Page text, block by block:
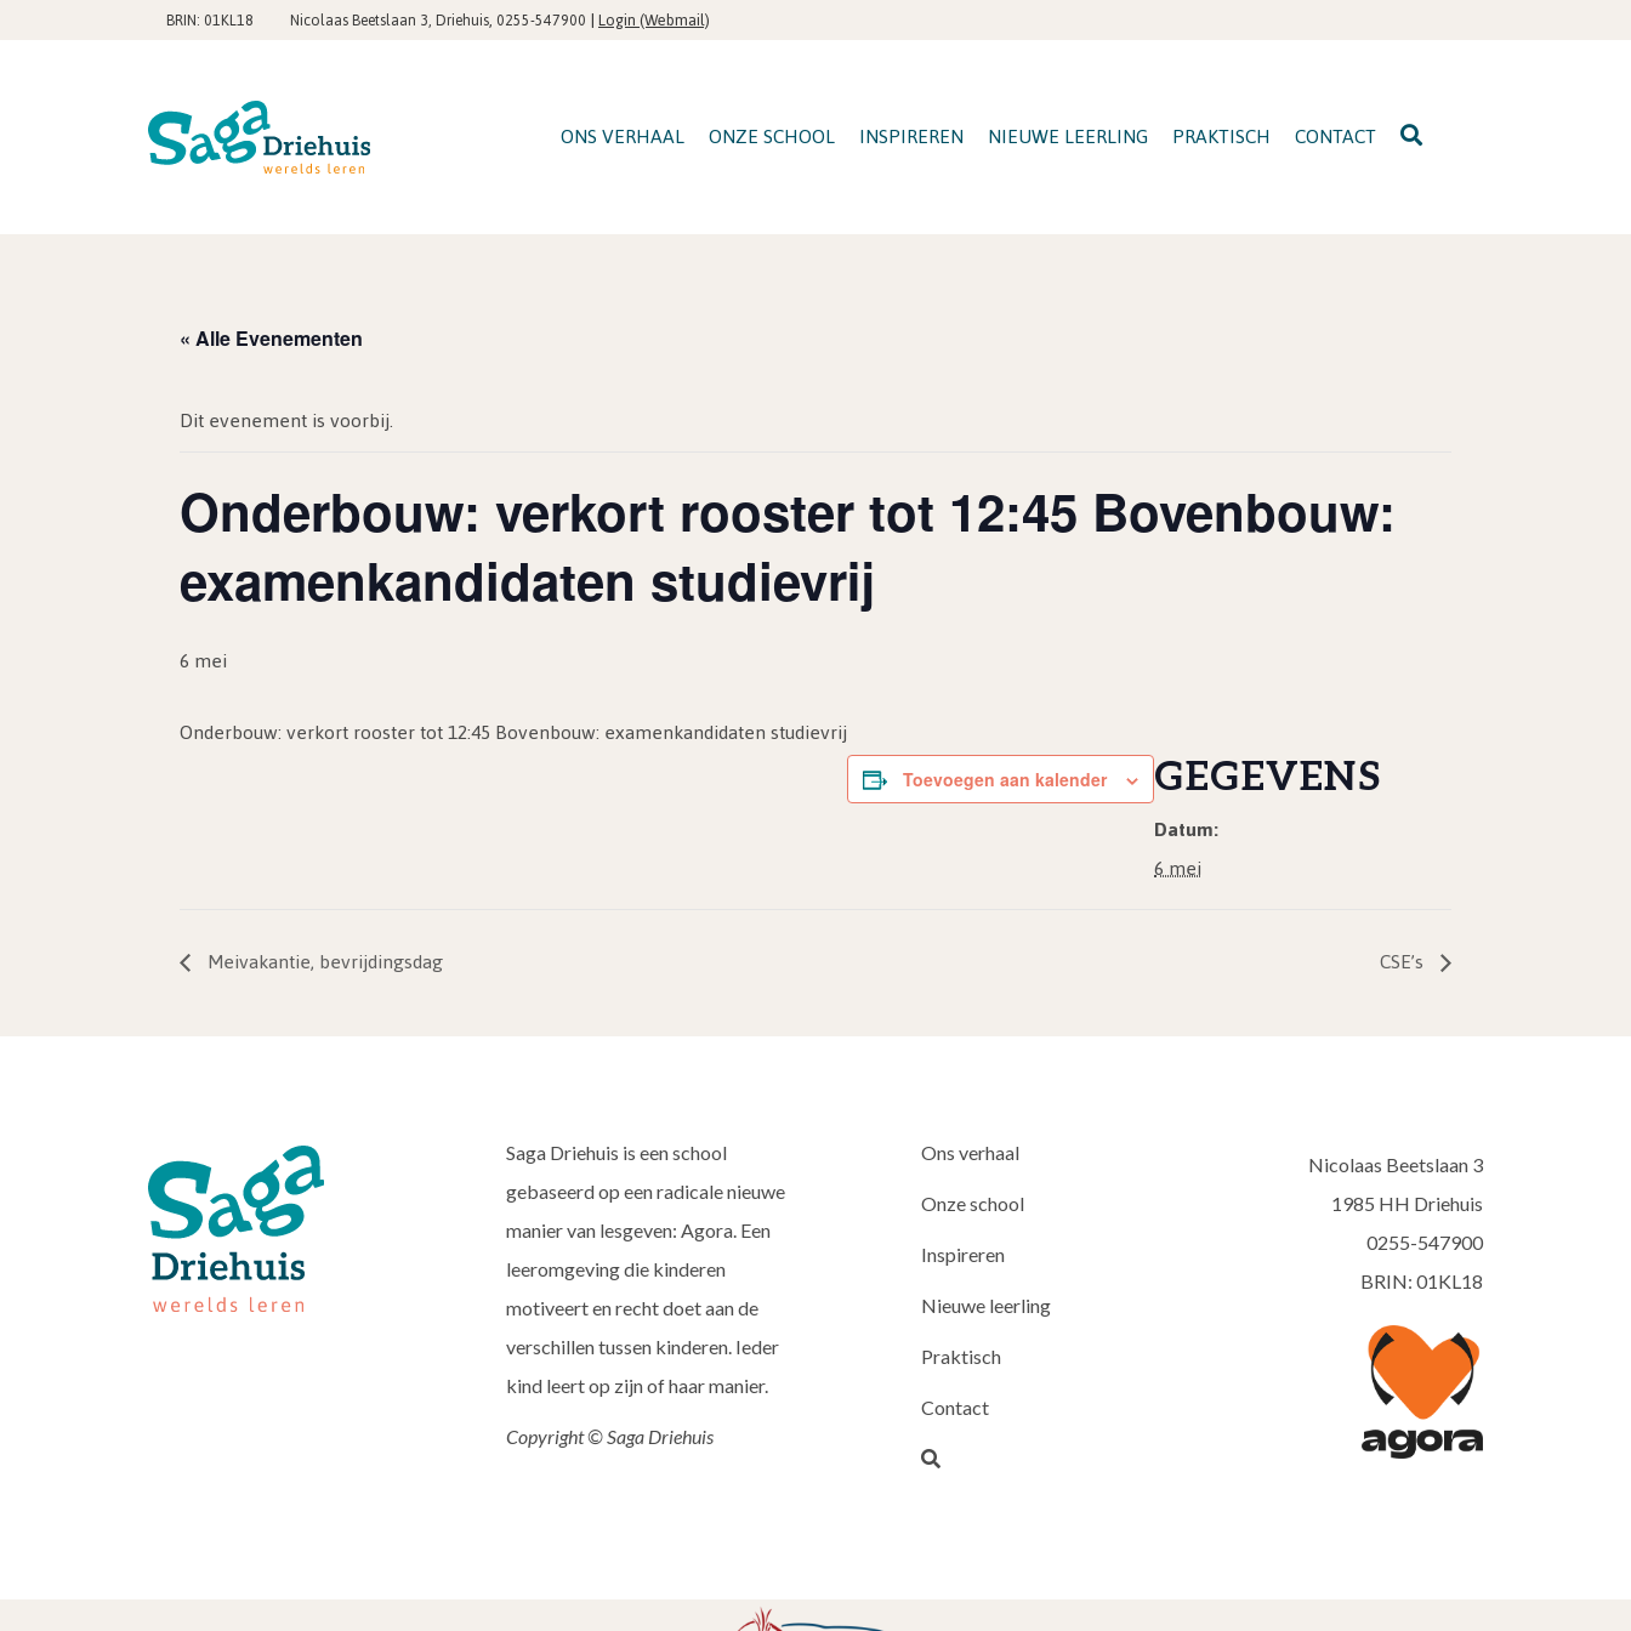
BRIN: 01KL18 Nicolaas Beetslaan 3, Driehuis, 0255-547900 |Login (Webmail)
ONS VERHAAL ONZE SCHOOL INSPIREREN NIEUWE LEERLING PRAKTISCH CONTACT
« Alle Evenementen
Dit evenement is voorbij.
Onderbouw: verkort rooster tot 12:45 Bovenbouw:
examenkandidaten studievrij
6 mei
Onderbouw: verkort rooster tot 12:45 Bovenbouw: examenkandidaten studievrij
Toevoegen aan kalender GEGEVENS
Datum:
6 mei
Meivakantie, bevrijdingsdag CSE’s
Saga Driehuis is een school
gebaseerd op een radicale nieuwe
manier van lesgeven: Agora. Een
leeromgeving die kinderen
motiveert en recht doet aan de
verschillen tussen kinderen. Ieder
kind leert op zijn of haar manier.
Copyright © Saga Driehuis
Ons verhaal
Onze school
Inspireren
Nieuwe leerling
Praktisch
Contact
Nicolaas Beetslaan 3
1985 HH Driehuis
0255-547900
BRIN: 01KL18